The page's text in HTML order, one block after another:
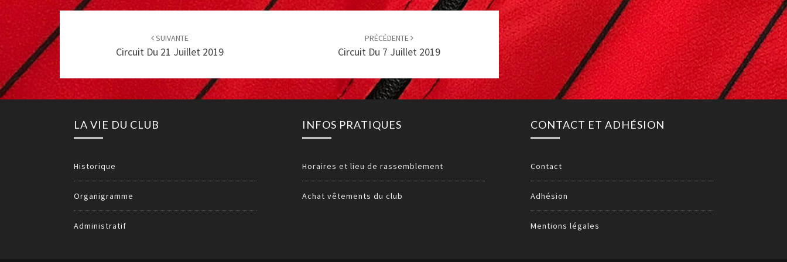
Post
navigation
SUIVANTE
Circuit Du 21 Juillet 2019
PRÉCÉDENTE
Circuit Du 7 Juillet 2019
LA VIE DU CLUB
Historique
Organigramme
Administratif
INFOS PRATIQUES
Horaires et lieu de rassemblement
Achat vêtements du club
CONTACT ET ADHÉSION
Contact
Adhésion
Mentions légales